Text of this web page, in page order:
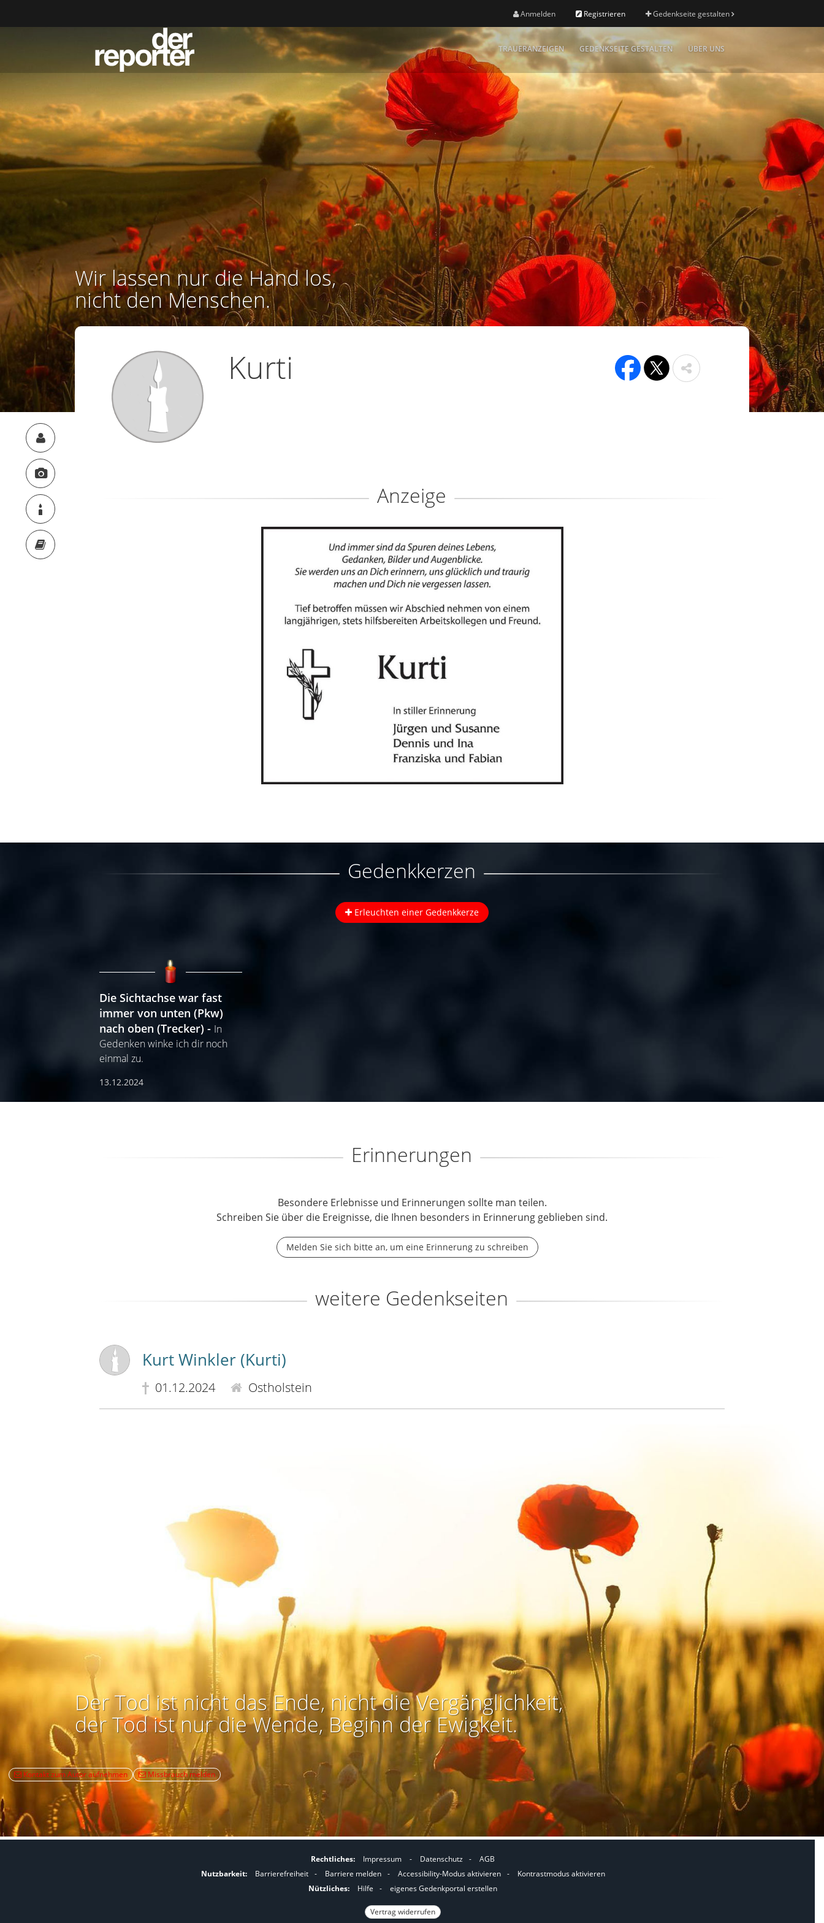
Anmelden Registrieren Gedenkseite gestalten
TRAUERANZEIGEN GEDENKSEITE GESTALTEN ÜBER UNS
Wir lassen nur die Hand los,
nicht den Menschen.
Kurti
Anzeige
Gedenkkerzen
Erleuchten einer Gedenkkerze
Die Sichtachse war fast
immer von unten (Pkw)
nach oben (Trecker)
In
Gedenken winke ich dir noch
einmal zu.
13.12.2024
Erinnerungen
Besondere Erlebnisse und Erinnerungen sollte man teilen.
Schreiben Sie über die Ereignisse, die Ihnen besonders in Erinnerung geblieben sind.
Melden Sie sich bitte an, um eine Erinnerung zu schreiben
weitere Gedenkseiten
Kurt Winkler (Kurti)
01.12.2024 Ostholstein
Der Tod ist nicht das Ende, nicht die Vergänglichkeit,
der Tod ist nur die Wende, Beginn der Ewigkeit.
Kontakt zum Autor aufnehmen Missbrauch melden
Rechtliches: Impressum - Datenschutz -
AGB
Nutzbarkeit:
Barrierefreiheit - Barriere melden -
I
m
c
Accessibility-Modus aktivieren -
IKontrastmodus aktivieren
Nützliches:
Hilfe - eigenes Gedenkportal erstellen
Vertrag widerrufen